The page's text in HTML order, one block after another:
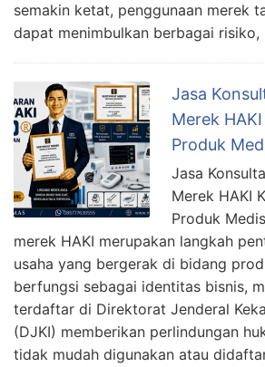
semakin ketat, penggunaan merek
dapat menimbulkan berbagai
Jasa
Merek
Produk
Jasa
Merek HAKI
Produk
merek HAKI merupakan langkah
usaha yang bergerak di bidang
berfungsi sebagai identitas bisnis,
terdaftar di Direktorat Jenderal
(DJKI) memberikan perlindungan
tidak mudah digunakan atau